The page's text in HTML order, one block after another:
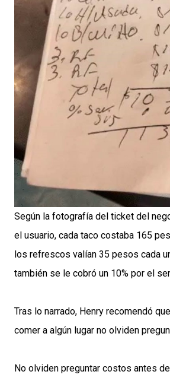
Según la fotografía del ticket del
el usuario, cada taco costaba 165
los refrescos valían 35 pesos cada
también se le cobró un 10% por el
Tras lo narrado, Henry recomendó
comer a algún lugar no olviden
No olviden preguntar costos antes